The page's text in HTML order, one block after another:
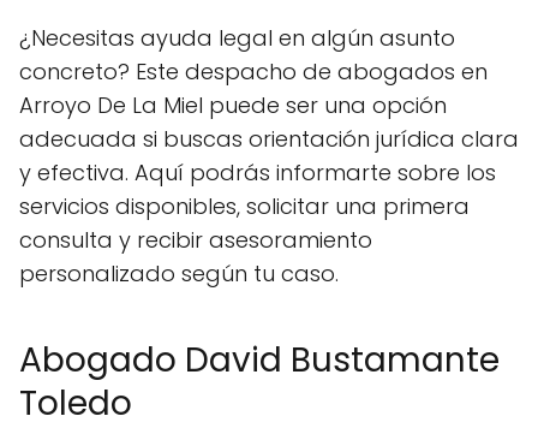
¿Necesitas ayuda legal en algún asunto
concreto? Este despacho de abogados en
Arroyo De La Miel puede ser una opción
adecuada si buscas orientación jurídica clara
y efectiva. Aquí podrás informarte sobre los
servicios disponibles, solicitar una primera
consulta y recibir asesoramiento
personalizado según tu caso.
Abogado David Bustamante
Toledo